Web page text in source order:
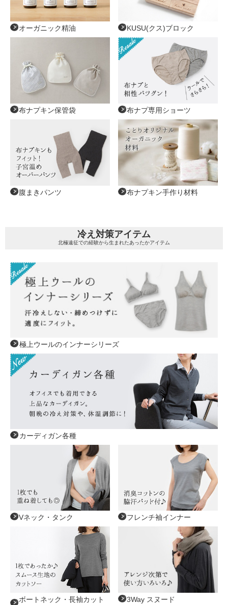
オーガニック精油 KUSU(クス)ブロック
布ナプキン保管袋 布ナプ専用ショーツ
腹まきパンツ 布ナプキン手作り材料
冷え対策アイテム
北極遠征での経験から生まれたあったかアイテム
極上ウールのインナーシリーズ
カーディガン各種
Vネック・タンク フレンチ袖インナー
ボートネック・長袖カット
3Way スヌード